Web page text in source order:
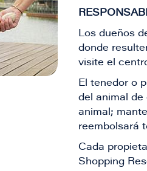
Los dueños
donde
visite el
El tenedor o
del animal de
animal;
reembolsará
Cada
Shopping